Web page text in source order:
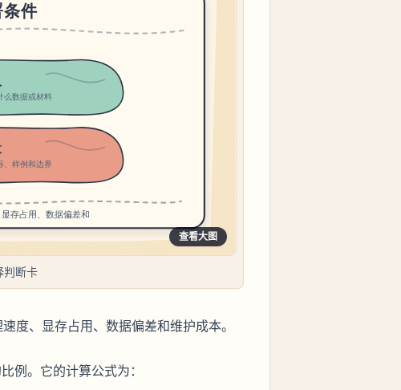
查看大图
判断卡
度、显存占用、数据偏差和维护成本。
例。它的计算公式为：